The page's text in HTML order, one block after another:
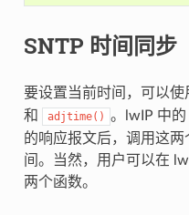
SNTP 时间同步
要设置当前时间，可以使
和 adjtime() 。lwIP 中的
的响应报文后，调用这
间。当然，用户可以在
两个函数。